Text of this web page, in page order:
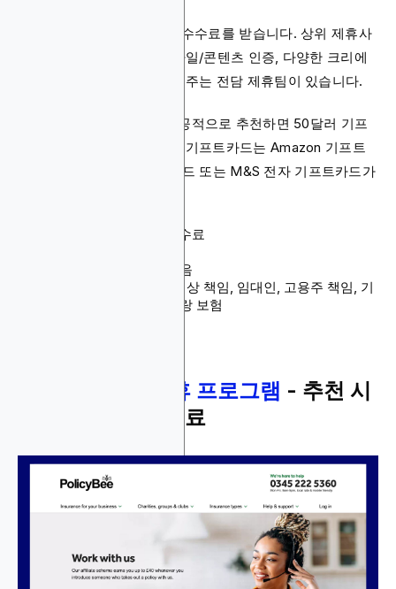
제휴사가 되면 매출의 10% 수수료를 받습니다. 상위 제휴사
를 위한 성과 인센티브, 모바일/콘텐츠 인증, 다양한 크리에
이션, 모든 단계에서 도움을 주는 전담 제휴팀이 있습니다.
플랫폼 서비스에 친구를 성공적으로 추천하면 50달러 기프
트카드도 받을 수 있습니다. 기프트카드는 Amazon 기프트
카드, John Lewis 기프트카드 또는 M&S 전자 기프트카드가
수수료: 매출의 10% 수수료
결제 방법: 명시되지 않음
제품: 배상 책임, 전문 배상 책임, 임대인, 고용주 책임, 기
술자, 자영업자, 레스토랑 보험
Policybee 제휴 프로그램 - 추천 시
최대 40달러 수수료